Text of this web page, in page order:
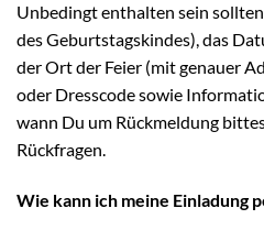
Unbedingt enthalten sein
des Geburtstagskindes), das
der Ort der Feier (mit genauer
oder Dresscode sowie
wann Du um Rückmeldung
Rückfragen.
Wie kann ich meine Einladung